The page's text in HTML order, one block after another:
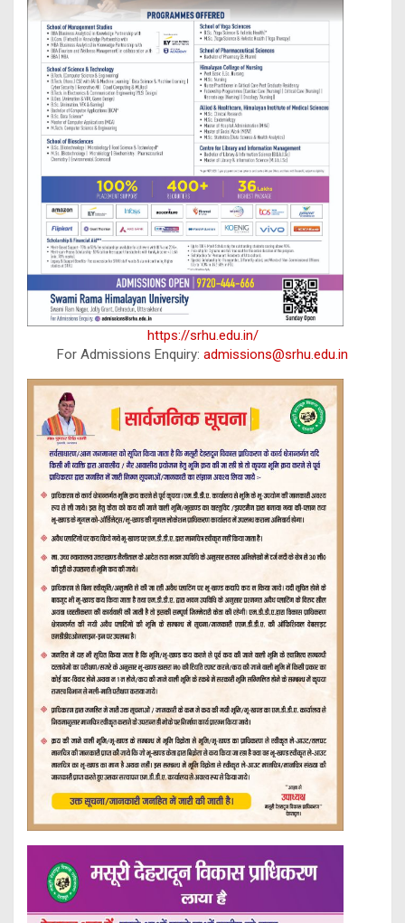
https://srhu.edu.in/
For Admissions Enquiry: admissions@srhu.edu.in